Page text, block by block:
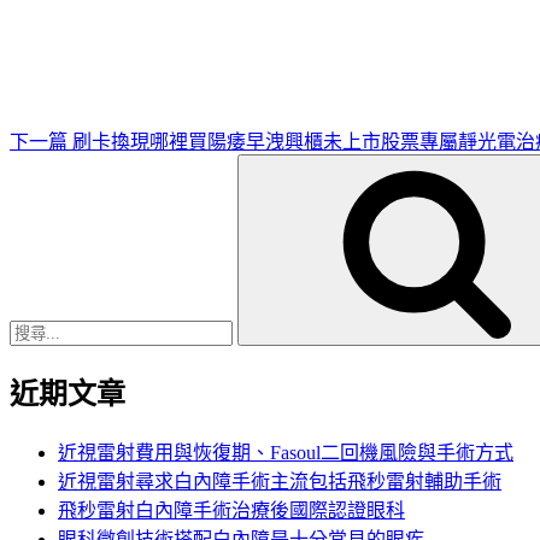
下一篇 刷卡換現哪裡買陽痿早洩興櫃未上市股票專屬靜光電治
近期文章
近視雷射費用與恢復期、Fasoul二回機風險與手術方式
近視雷射尋求白內障手術主流包括飛秒雷射輔助手術
飛秒雷射白內障手術治療後國際認證眼科